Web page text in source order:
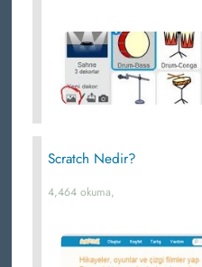
Scratch Nedir?
4,464 okuma,